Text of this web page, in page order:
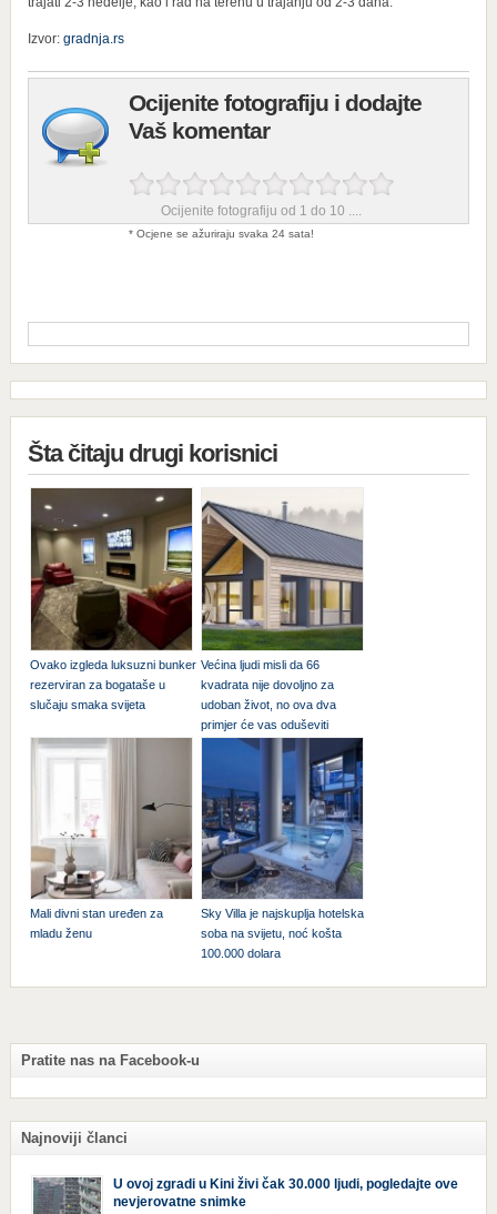
Izvor: gradnja.rs
Ocijenite fotografiju i dodajte
Vaš komentar
Ocijenite fotografiju od 1 do 10 ....
* Ocjene se ažuriraju svaka 24 sata!
Šta čitaju drugi korisnici
Ovako izgleda luksuzni bunker
rezerviran za bogataše u
slučaju smaka svijeta
Većina ljudi misli da 66
kvadrata nije dovoljno za
udoban život, no ova dva
primjer će vas oduševiti
Mali divni stan uređen za
mladu ženu
Sky Villa je najskuplja hotelska
soba na svijetu, noć košta
100.000 dolara
Pratite nas na Facebook-u
Najnoviji članci
U ovoj zgradi u Kini živi čak 30.000 ljudi, pogledajte ove
nevjerovatne snimke